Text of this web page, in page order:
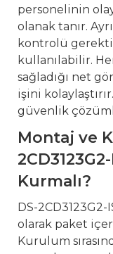
personelinin
olanak tanır.
kontrolü
kullanılabilir.
sağladığı net
işini
güvenlik
Montaj ve
Kurmalı?
DS-
olarak paket
Kurulum